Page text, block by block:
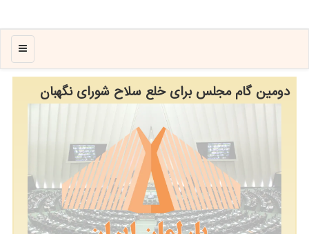
منو
دومین گام مجلس برای خلع سلاح شورای نگهبان